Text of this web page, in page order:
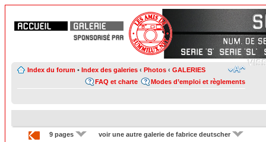
Index du forum • Index des galeries ‹ Photos ‹ GALERIES
Modes d’emploi et règlements
FAQ et charte
9 pages voir une autre galerie de fabrice deutscher